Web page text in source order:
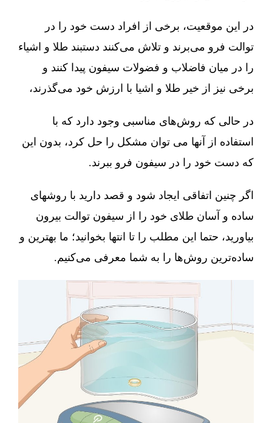
در این موقعیت، برخی از افراد دست خود را در
توالت فرو می‌برند و تلاش می‌کنند دستبند طلا و اشیاء
را در میان فاضلاب و فضولات سیفون پیدا کنند و
برخی نیز از خیر طلا و اشیا با ارزش خود می‌گذرند،
در حالی که روش‌های مناسبی وجود دارد که با
استفاده از آنها می توان مشکل را حل کرد، بدون این
که دست خود را در سیفون فرو ببرند.
اگر چنین اتفاقی ایجاد شود و قصد دارید با روشهای
ساده و آسان طلای خود را از سیفون توالت بیرون
بیاورید، حتما این مطلب را تا انتها بخوانید؛ ما بهترین و
ساده‌ترین روش‌ها را به شما معرفی می‌کنیم.